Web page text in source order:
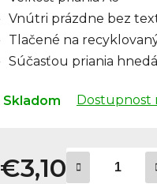
Vnútri prázdne bez
Tlačené na
Súčasťou priania
Skladom Dostupnost
€3,10